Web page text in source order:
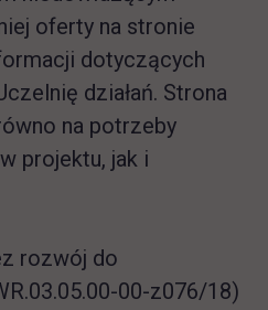
oferty na stronie
dotyczących
działań. Strona
na potrzeby
projektu, jak i
rozwój do
00-z076/18)